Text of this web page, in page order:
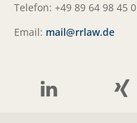
Telefon: +49 89 64 98 45 0
Email: mail@rrlaw.de